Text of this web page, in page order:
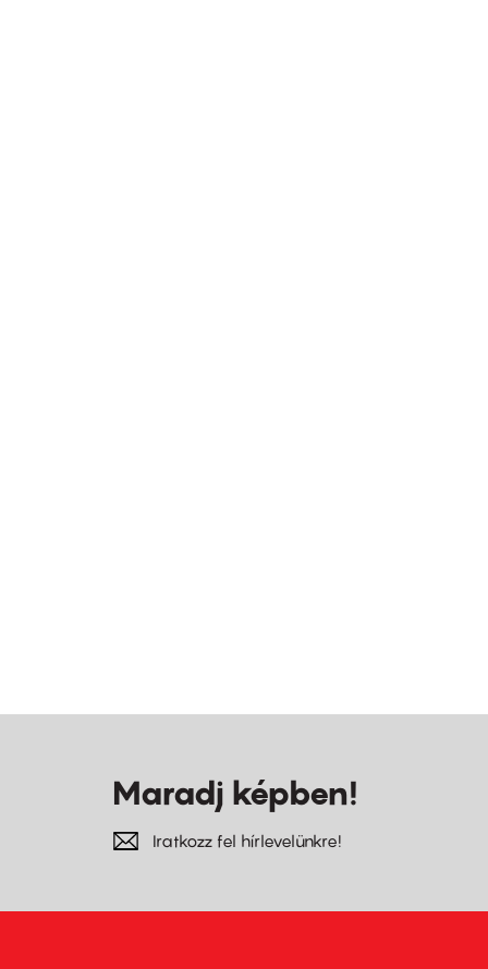
Maradj képben!
Iratkozz fel hírlevelünkre!